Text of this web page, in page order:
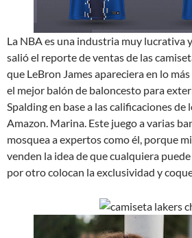
La NBA es una industria muy lucrativa
salió el reporte de ventas de las
que LeBron James apareciera en lo
el mejor balón de baloncesto para
Spalding en base a las calificaciones
Amazon. Marina. Este juego a varias
mosquea a expertos como él, porque
venden la idea de que cualquiera
por otro colocan la exclusividad y